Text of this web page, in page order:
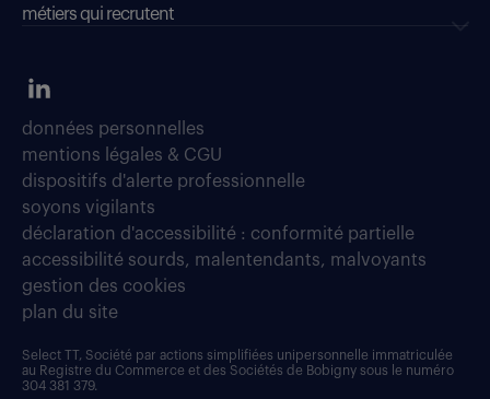
métiers qui recrutent
données personnelles
mentions légales & CGU
dispositifs d'alerte professionnelle
soyons vigilants
déclaration d'accessibilité : conformité partielle
accessibilité sourds, malentendants, malvoyants
gestion des cookies
plan du site
Select TT, Société par actions simplifiées unipersonnelle immatriculée
au Registre du Commerce et des Sociétés de Bobigny sous le numéro
304 381 379.